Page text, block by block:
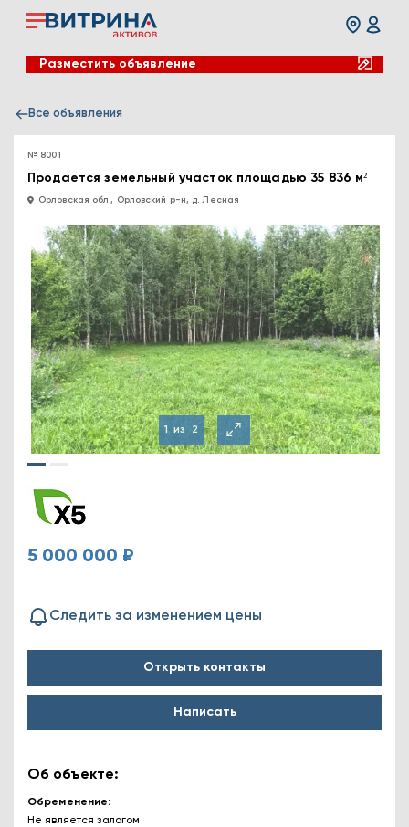
Разместить объявление
Все объявления
№ 8001
Продается земельный участок площадью 35 836 м²
Орловская обл., Орловский р-н, д. Лесная
1 из 2
5 000 000 ₽
Следить за изменением цены
Открыть контакты
Написать
Об объекте:
Обременение
Не является залогом